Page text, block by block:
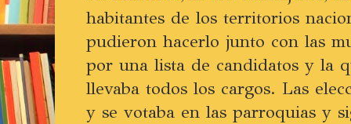
habitantes de los territorios
pudieron hacerlo junto con las
por una lista de candidatos y la
llevaba todos los cargos. Las
y se votaba en las parroquias y